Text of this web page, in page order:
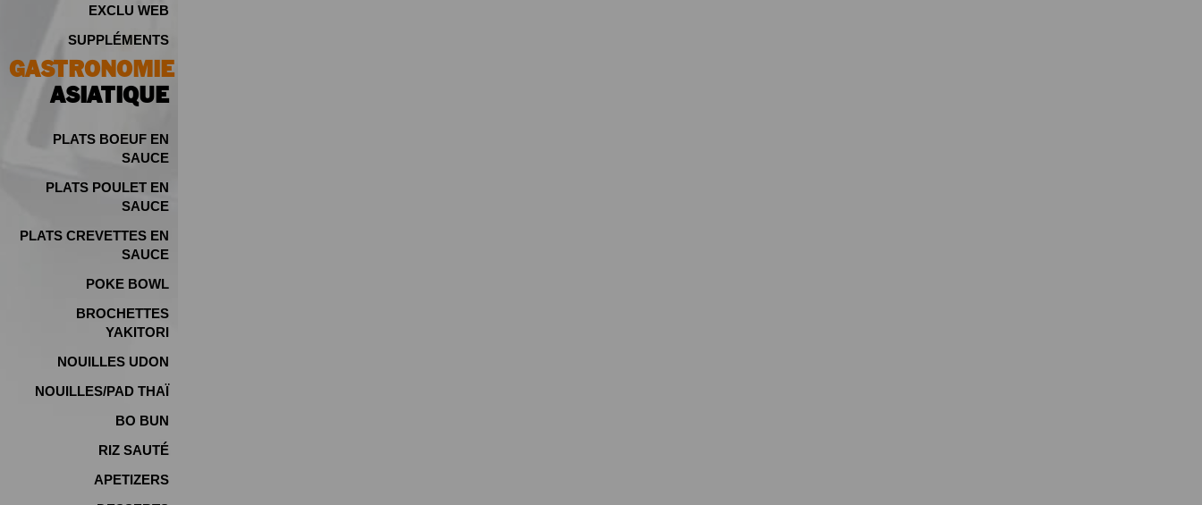
EXCLU WEB
SUPPLÉMENTS
GASTRONOMIE
ASIATIQUE
PLATS BOEUF EN
SAUCE
PLATS POULET EN
SAUCE
PLATS CREVETTES EN
SAUCE
POKE BOWL
BROCHETTES
YAKITORI
NOUILLES UDON
NOUILLES/PAD THAÏ
BO BUN
RIZ SAUTÉ
APETIZERS